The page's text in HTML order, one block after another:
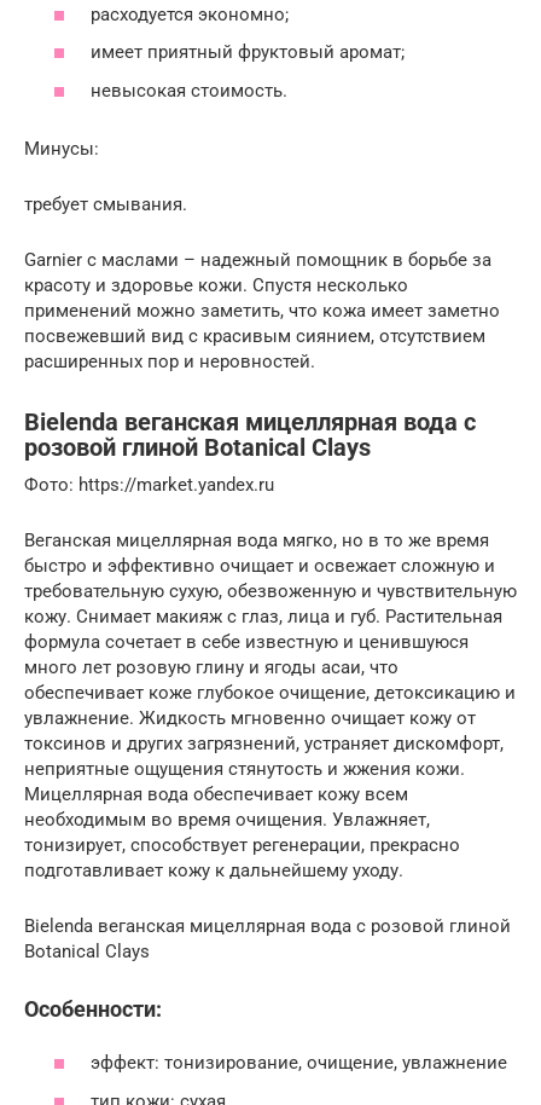
расходуется экономно;
имеет приятный фруктовый аромат;
невысокая стоимость.
Минусы:
требует смывания.
Garnier с маслами – надежный помощник в борьбе за
красоту и здоровье кожи. Спустя несколько
применений можно заметить, что кожа имеет заметно
посвежевший вид с красивым сиянием, отсутствием
расширенных пор и неровностей.
Bielenda веганская мицеллярная вода с
розовой глиной Botanical Clays
Фото: https://market.yandex.ru
Веганская мицеллярная вода мягко, но в то же время
быстро и эффективно очищает и освежает сложную и
требовательную сухую, обезвоженную и чувствительную
кожу. Снимает макияж с глаз, лица и губ. Растительная
формула сочетает в себе известную и ценившуюся
много лет розовую глину и ягоды асаи, что
обеспечивает коже глубокое очищение, детоксикацию и
увлажнение. Жидкость мгновенно очищает кожу от
токсинов и других загрязнений, устраняет дискомфорт,
неприятные ощущения стянутость и жжения кожи.
Мицеллярная вода обеспечивает кожу всем
необходимым во время очищения. Увлажняет,
тонизирует, способствует регенерации, прекрасно
подготавливает кожу к дальнейшему уходу.
Bielenda веганская мицеллярная вода с розовой глиной
Botanical Clays
Особенности:
эффект: тонизирование, очищение, увлажнение